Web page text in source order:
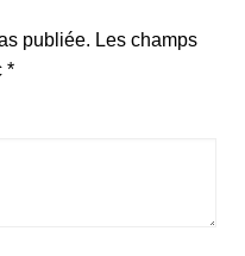
publiée. Les champs
*